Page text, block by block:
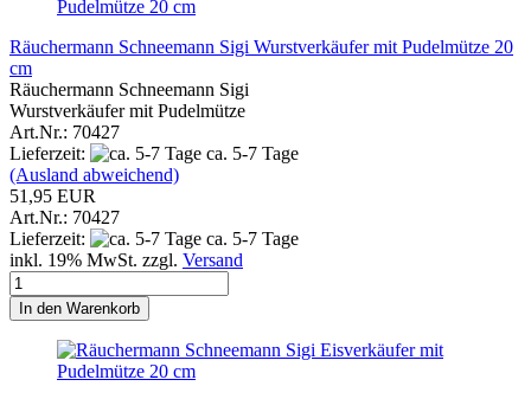
Räuchermann Schneemann Sigi Wurstverkäufer mit Pudelmütze 20
cm
Räuchermann Schneemann Sigi
Wurstverkäufer mit Pudelmütze
Art.Nr.: 70427
Lieferzeit:
ca. 5-7 Tage
(Ausland abweichend)
51,95 EUR
Art.Nr.: 70427
Lieferzeit:
ca. 5-7 Tage
inkl. 19% MwSt. zzgl. Versand
In den Warenkorb